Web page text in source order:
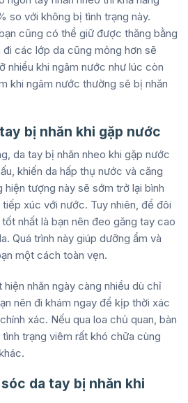
so với không bị tình trạng này.
cũng có thể giữ được thăng bằng
các lớp da cũng mỏng hơn sẽ
nhiều khi ngâm nước như lúc còn
khi ngâm nước thường sẽ bị nhăn
bị nhăn khi gặp nước
da tay bị nhăn nheo khi gặp nước
khiến da hấp thụ nước và căng
hiện tượng này sẽ sớm trở lại bình
xúc với nước. Tuy nhiên, để đôi
nhất là bạn nên đeo găng tay cao
Quá trình này giúp dưỡng ẩm và
một cách toàn vẹn.
nhăn ngày càng nhiều dù chỉ
nên đi khám ngay để kịp thời xác
xác. Nếu qua loa chủ quan, bàn
trạng viêm rất khó chữa cùng
da tay bị nhăn khi